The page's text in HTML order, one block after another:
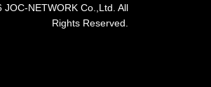
NETWORK Co.,Ltd. All
Rights Reserved.